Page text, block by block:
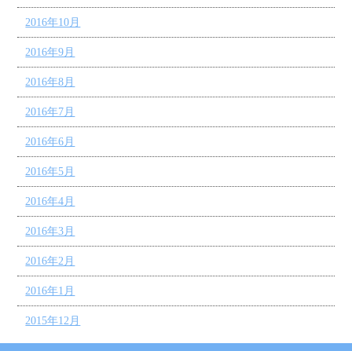
2016年10月
2016年9月
2016年8月
2016年7月
2016年6月
2016年5月
2016年4月
2016年3月
2016年2月
2016年1月
2015年12月